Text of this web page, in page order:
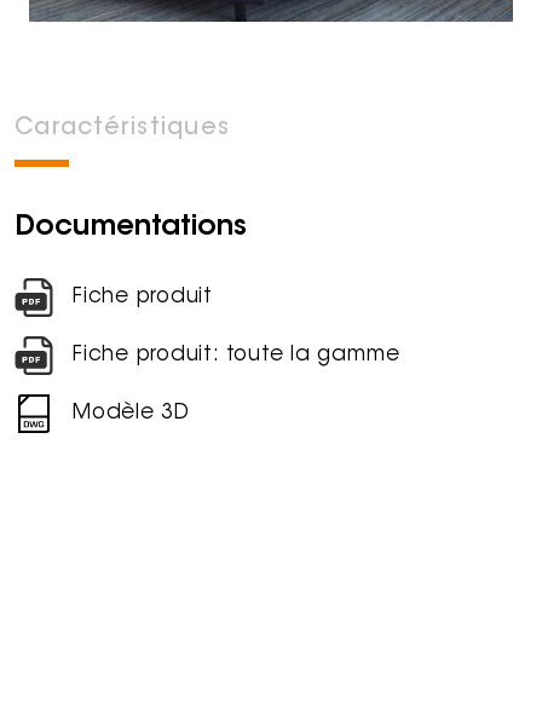
Caractéristiques
Documentations
Fiche produit
Fiche produit: toute la gamme
Modèle 3D